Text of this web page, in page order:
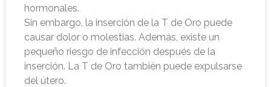
hormonales.
Sin embargo, la inserción de la T de Oro puede
causar dolor o molestias. Además, existe un
pequeño riesgo de infección después de la
inserción. La T de Oro también puede expulsarse
del útero.